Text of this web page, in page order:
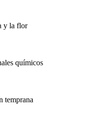
y la flor
químicos
temprana